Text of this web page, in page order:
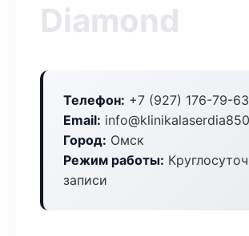
Diamond
Телефон: +7 (927) 176-79-63
Email:
Город: Омск
Режим работы:
записи